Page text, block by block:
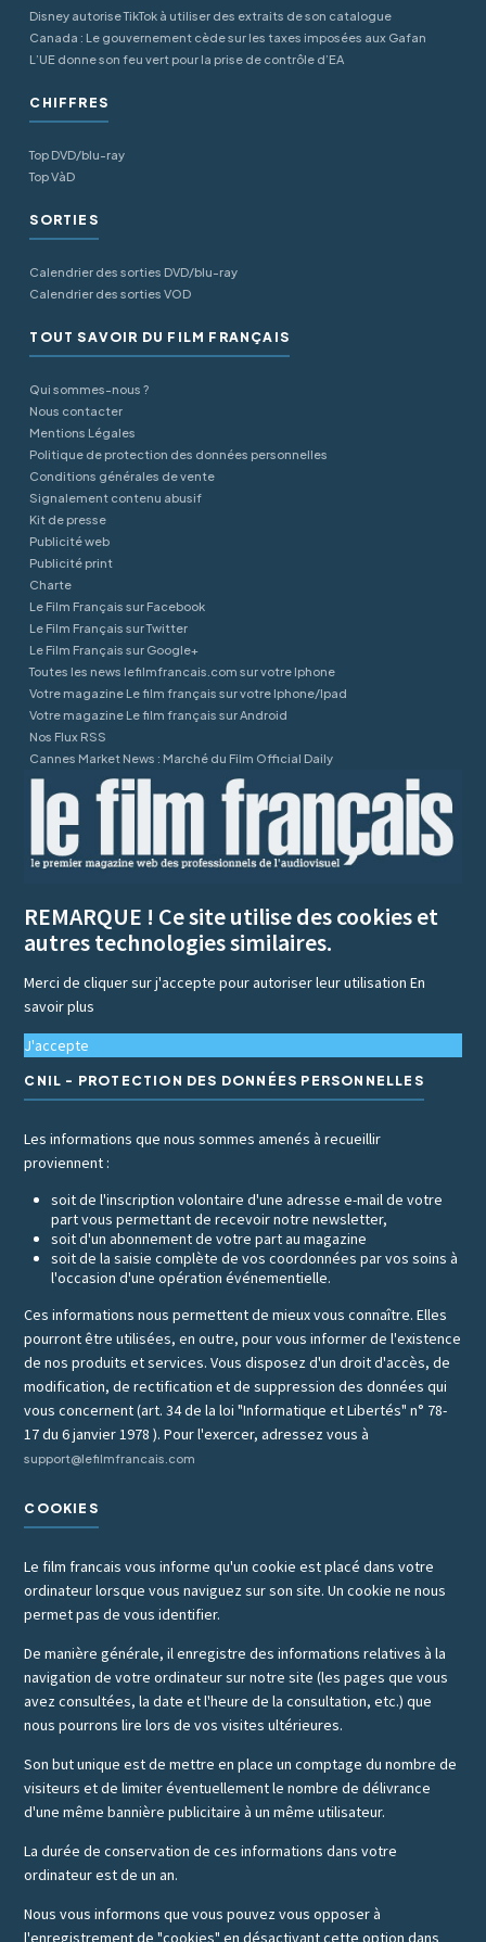
Disney autorise TikTok à utiliser des extraits de son catalogue
Canada : Le gouvernement cède sur les taxes imposées aux Gafan
L’UE donne son feu vert pour la prise de contrôle d’EA
CHIFFRES
Top DVD/blu-ray
Top VàD
SORTIES
Calendrier des sorties DVD/blu-ray
Calendrier des sorties VOD
TOUT SAVOIR DU FILM FRANÇAIS
Qui sommes-nous ?
Nous contacter
Mentions Légales
Politique de protection des données personnelles
Conditions générales de vente
Signalement contenu abusif
Kit de presse
Publicité web
Publicité print
Charte
Le Film Français sur Facebook
Le Film Français sur Twitter
Le Film Français sur Google+
Toutes les news lefilmfrancais.com sur votre Iphone
Votre magazine Le film français sur votre Iphone/Ipad
Votre magazine Le film français sur Android
Nos Flux RSS
Cannes Market News : Marché du Film Official Daily
REMARQUE ! Ce site utilise des cookies et
autres technologies similaires.
Merci de cliquer sur j'accepte pour autoriser leur utilisationEn
savoir plus
J'accepte
CNIL - PROTECTION DES DONNÉES PERSONNELLES
Les informations que nous sommes amenés à recueillir
proviennent :
soit de l'inscription volontaire d'une adresse e-mail de votre
part vous permettant de recevoir notre newsletter,
soit d'un abonnement de votre part au magazine
soit de la saisie complète de vos coordonnées par vos soins à
l'occasion d'une opération événementielle.
Ces informations nous permettent de mieux vous connaître. Elles
pourront être utilisées, en outre, pour vous informer de l'existence
de nos produits et services. Vous disposez d'un droit d'accès, de
modification, de rectification et de suppression des données qui
vous concernent (art. 34 de la loi "Informatique et Libertés" n° 78-
17 du 6 janvier 1978 ). Pour l'exercer, adressez vous à
support@lefilmfrancais.com
COOKIES
Le film francais vous informe qu'un cookie est placé dans votre
ordinateur lorsque vous naviguez sur son site. Un cookie ne nous
permet pas de vous identifier.
De manière générale, il enregistre des informations relatives à la
navigation de votre ordinateur sur notre site (les pages que vous
avez consultées, la date et l'heure de la consultation, etc.) que
nous pourrons lire lors de vos visites ultérieures.
Son but unique est de mettre en place un comptage du nombre de
visiteurs et de limiter éventuellement le nombre de délivrance
d'une même bannière publicitaire à un même utilisateur.
La durée de conservation de ces informations dans votre
ordinateur est de un an.
Nous vous informons que vous pouvez vous opposer à
l'enregistrement de "cookies" en désactivant cette option dans